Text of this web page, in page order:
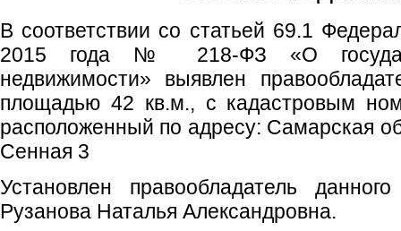
В соответствии со статьей 69.1
2015 года № 218-ФЗ «О
недвижимости» выявлен
площадью 42 кв.м., с кадастровым
расположенный по адресу: Самарская
Сенная 3
Установлен правообладатель
Рузанова Наталья Александровна.